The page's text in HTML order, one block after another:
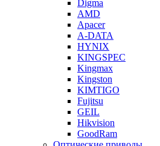
Digma
AMD
Apacer
A-DATA
HYNIX
KINGSPEC
Kingmax
Kingston
KIMTIGO
Fujitsu
GEIL
Hikvision
GoodRam